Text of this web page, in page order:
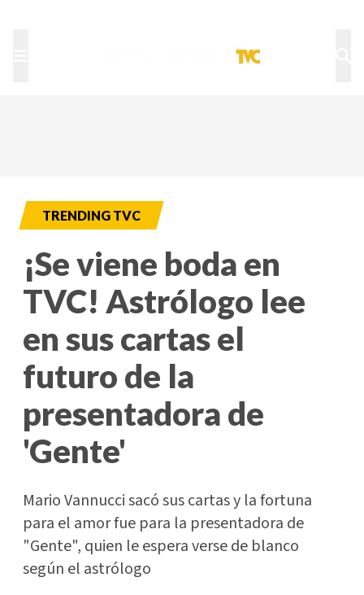
TRENDING TVC
¡Se viene boda en
TVC! Astrólogo lee
en sus cartas el
futuro de la
presentadora de
'Gente'
Mario Vannucci sacó sus cartas y la fortuna
para el amor fue para la presentadora de
"Gente", quien le espera verse de blanco
según el astrólogo